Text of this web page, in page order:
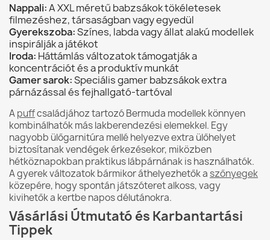
Nappali:A XXL méretű babzsákok tökéletesek
filmezéshez, társaságban vagy egyedül
Gyerekszoba:Színes, labda vagy állat alakú modellek
inspirálják a játékot
Iroda: Háttámlás változatok támogatják a
koncentrációt és a produktív munkát
Gamer sarok:Speciális gamer babzsákok extra
párnázással és fejhallgató-tartóval
Apuffcsaládjához tartozó Bermuda modellek könnyen
kombinálhatók más lakberendezési elemekkel. Egy
nagyobb ülőgarnitúra mellé helyezve extra ülőhelyet
biztosítanak vendégek érkezésekor, miközben
hétköznapokban praktikus lábpárnának is használhatók.
A gyerek változatok bármikor áthelyezhetők a szőnyegek
közepére, hogy spontán játszóteret alkoss, vagy
kivihetők a kertbe napos délutánokra.
Vásárlási Útmutató és Karbantartási
Tippek